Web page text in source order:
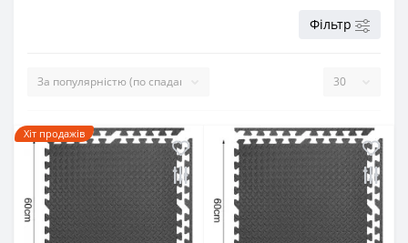
Фільтр
Хіт продажів